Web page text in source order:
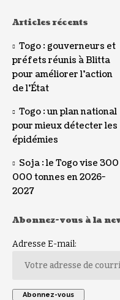
Articles récents
Togo : gouverneurs et
préfets réunis à Blitta
pour améliorer l’action
de l’État
Togo : un plan national
pour mieux détecter les
épidémies
Soja : le Togo vise 300
000 tonnes en 2026-
2027
Abonnez-vous à la
Adresse E-mail: